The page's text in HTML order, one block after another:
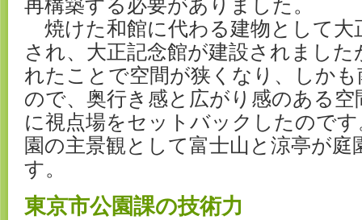
再構築する必要がありました。
焼けた和館に代わる建物として大
され、大正記念館が建設されまし
れたことで空間が狭くなり、しか
ので、奥行き感と広がり感のある
に視点場をセットバックしたので
園の主景観として富士山と涼亭が
す。
東京市公園課の技術力